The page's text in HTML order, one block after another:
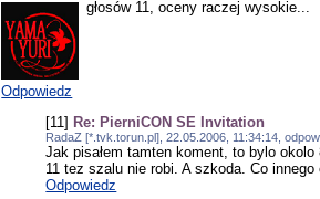
głosów 11, oceny raczej wysokie...
Odpowiedz
[11] Re: PierniCON SE Invitation
RadaZ [*.tvk.torun.pl], 22.05.2006, 11:34:14,
Jak pisałem tamten koment, to bylo okolo
11 tez szalu nie robi. A szkoda. Co innego
Odpowiedz